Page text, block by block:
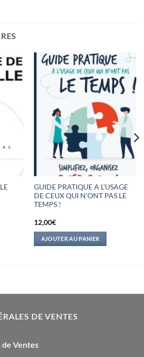
GUIDE PRATIQUE A L’USAGE
DE CEUX QUI N’ONT PAS LE
TEMPS !
12,00€
AJOUTER AU PANIER
DE VENTES
Ventes